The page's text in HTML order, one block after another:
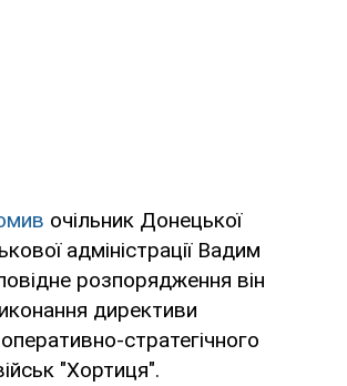
очільник Донецької
адміністрації Вадим
розпорядження він
директиви
стратегічного
"Хортиця".